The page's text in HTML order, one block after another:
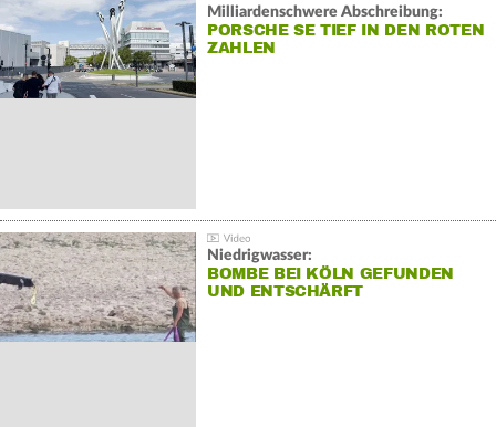
Milliardenschwere Abschreibung:
PORSCHE SE TIEF IN DEN ROTEN
ZAHLEN
Niedrigwasser:
BOMBE BEI KÖLN GEFUNDEN
UND ENTSCHÄRFT